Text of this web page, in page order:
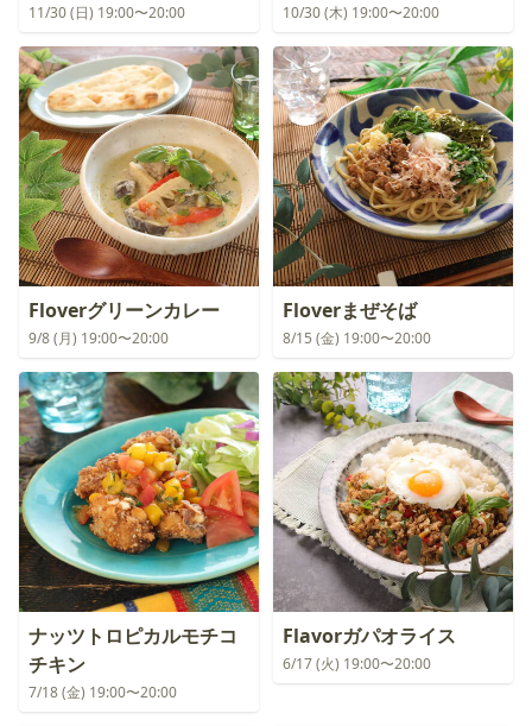
11/30 (日) 19:00〜20:00 10/30 (木) 19:00〜20:00
Floverグリーンカレー
9/8 (月) 19:00〜20:00
Floverまぜそば
8/15 (金) 19:00〜20:00
ナッツトロピカルモチコ
チキン
7/18 (金) 19:00〜20:00
Flavorガパオライス
6/17 (火) 19:00〜20:00